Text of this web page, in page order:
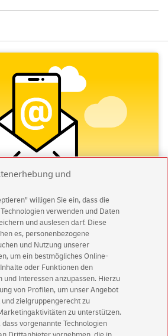
unseren Newsletter
über exklusive Angebote und
mit Vorteil
sichern sich einen5 € Gutschein
erhalten einen5 € Gutschein
individuell!
und
willigen Sie ein, dass die
verwenden und Daten
und auslesen darf. Diese
es, personenbezogene
und Nutzung unserer
um ein bestmögliches Online-
oder Funktionen den
und Interessen anzupassen. Hierzu
von Profilen, um unser Angebot
zielgruppengerecht zu
zu unterstützen.
vorgenannte Technologien